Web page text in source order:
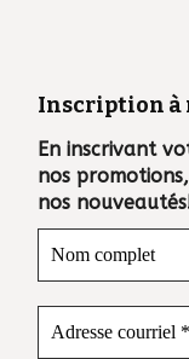
Inscription à
En inscrivant
nos
nos